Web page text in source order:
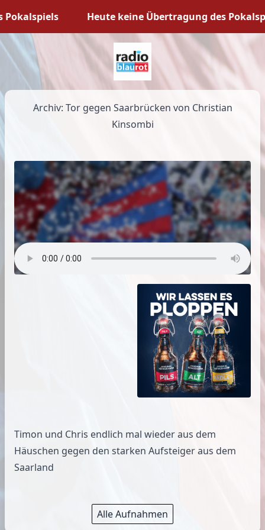
Heute keine Übertragung des
Archiv: Tor gegen Saarbrücken von Christian
Kinsombi
Timon und Chris endlich mal wieder aus dem
Häuschen gegen den starken Aufsteiger aus dem
Saarland
Alle Aufnahmen